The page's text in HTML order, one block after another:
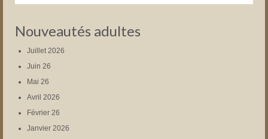
Nouveautés adultes
Juillet 2026
Juin 26
Mai 26
Avril 2026
Février 26
Janvier 2026